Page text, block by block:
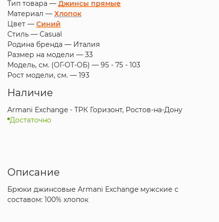
Тип товара — Джинсы прямые
Материал — Хлопок
Цвет — Синий
Стиль — Casual
Родина бренда — Италия
Размер на модели — 33
Модель, см. (ОГ-ОТ-ОБ) — 95 - 75 - 103
Рост модели, см. — 193
Наличие
Armani Exchange - ТРК Горизонт, Ростов-на-Дону
Достаточно
Описание
Брюки джинсовые Armani Exchange мужские с
составом: 100% хлопок